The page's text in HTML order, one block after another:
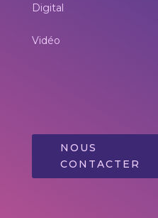
Digital
Vidéo
NOUS
CONTACTER